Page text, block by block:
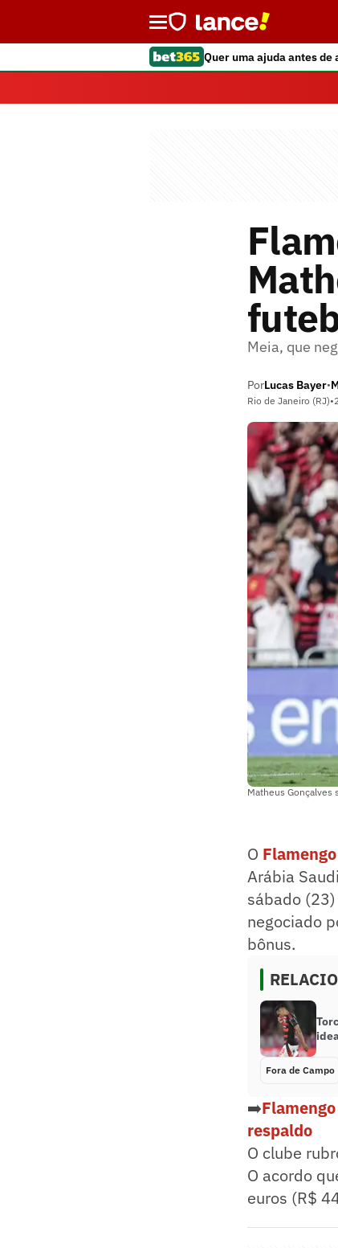
Quer uma ajuda antes de
Meia, que
PorLucas Bayer•
Rio de Janeiro (RJ)•
Matheus Gonçalves
O Flamengo
Arábia
sábado
negociado
bônus.
Fora de Campo
➡️
respaldo
O clube
O acordo
euros (R$